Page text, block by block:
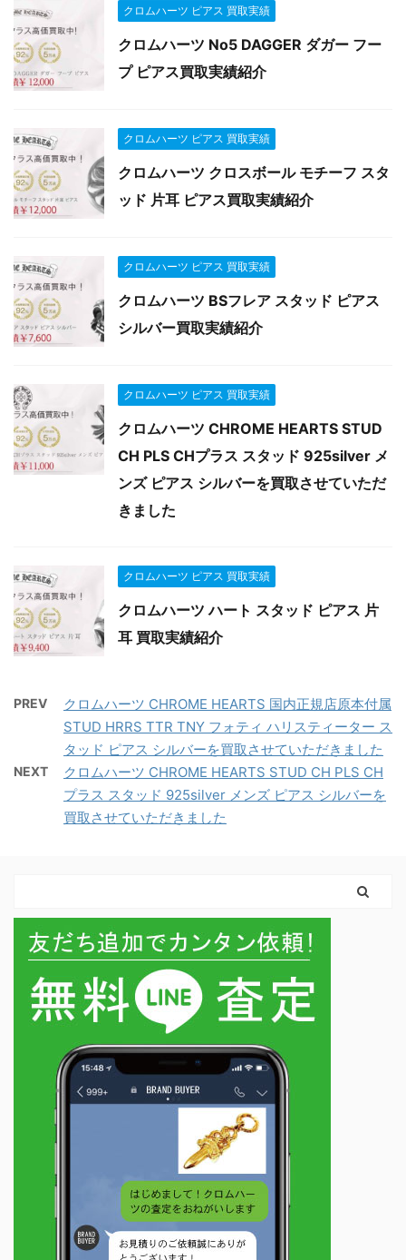
クロムハーツ ピアス 買取実績
クロムハーツ No5 DAGGER ダガー フー
プ ピアス買取実績紹介
クロムハーツ ピアス 買取実績
クロムハーツ クロスボール モチーフ スタ
ッド 片耳 ピアス買取実績紹介
クロムハーツ ピアス 買取実績
クロムハーツ BSフレア スタッド ピアス
シルバー買取実績紹介
クロムハーツ ピアス 買取実績
クロムハーツ CHROME HEARTS STUD
CH PLS CHプラス スタッド 925silver メ
ンズ ピアス シルバーを買取させていただ
きました
クロムハーツ ピアス 買取実績
クロムハーツ ハート スタッド ピアス 片
耳 買取実績紹介
PREV
クロムハーツ CHROME HEARTS 国内正規店原本付属
STUD HRRS TTR TNY フォティ ハリスティーター ス
タッド ピアス シルバーを買取させていただきました
NEXT
クロムハーツ CHROME HEARTS STUD CH PLS CH
プラス スタッド 925silver メンズ ピアス シルバーを
買取させていただきました